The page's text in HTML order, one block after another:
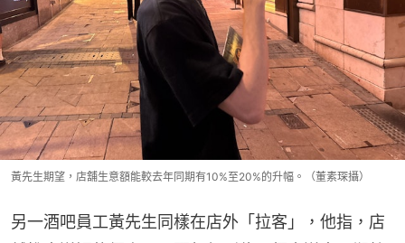
黃先生期望，店舖生意額能較去年同期有10%至20%的升幅。（董素琛攝）
另一酒吧員工黃先生同樣在店外「拉客」，他指，店